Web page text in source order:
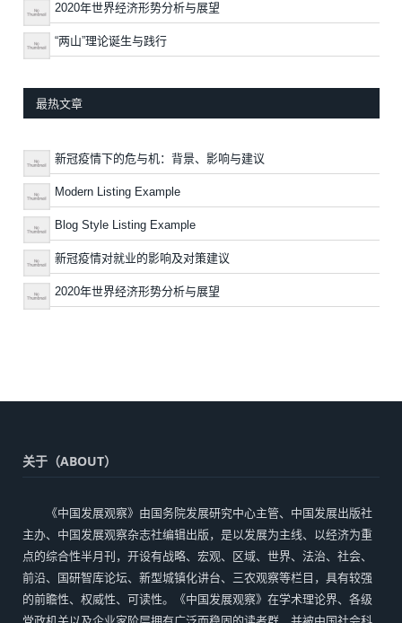
2020年世界经济形势分析与展望
“两山”理论诞生与践行
最热文章
新冠疫情下的危与机：背景、影响与建议
Modern Listing Example
Blog Style Listing Example
新冠疫情对就业的影响及对策建议
2020年世界经济形势分析与展望
关于（ABOUT）
《中国发展观察》由国务院发展研究中心主管、中国发展出版社
主办、中国发展观察杂志社编辑出版，是以发展为主线、以经济为重
点的综合性半月刊，开设有战略、宏观、区域、世界、法治、社会、
前沿、国研智库论坛、新型城镇化讲台、三农观察等栏目，具有较强
的前瞻性、权威性、可读性。《中国发展观察》在学术理论界、各级